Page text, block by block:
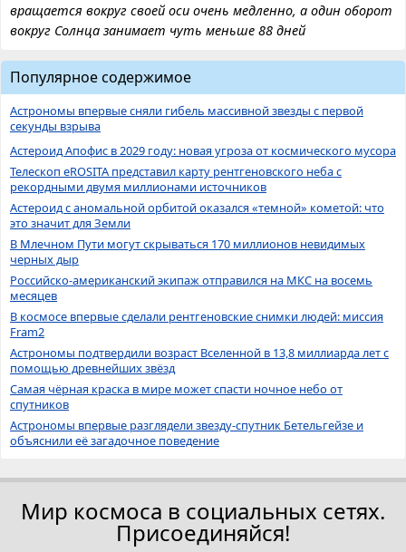
вращается вокруг своей оси очень медленно, а один оборот
вокруг Солнца занимает чуть меньше 88 дней
Популярное содержимое
Астрономы впервые сняли гибель массивной звезды с первой
секунды взрыва
Астероид Апофис в 2029 году: новая угроза от космического мусора
Телескоп eROSITA представил карту рентгеновского неба с
рекордными двумя миллионами источников
Астероид с аномальной орбитой оказался «темной» кометой: что
это значит для Земли
В Млечном Пути могут скрываться 170 миллионов невидимых
черных дыр
Российско-американский экипаж отправился на МКС на восемь
месяцев
В космосе впервые сделали рентгеновские снимки людей: миссия
Fram2
Астрономы подтвердили возраст Вселенной в 13,8 миллиарда лет с
помощью древнейших звёзд
Самая чёрная краска в мире может спасти ночное небо от
спутников
Астрономы впервые разглядели звезду-спутник Бетельгейзе и
объяснили её загадочное поведение
Мир космоса в социальных сетях.
Присоединяйся!